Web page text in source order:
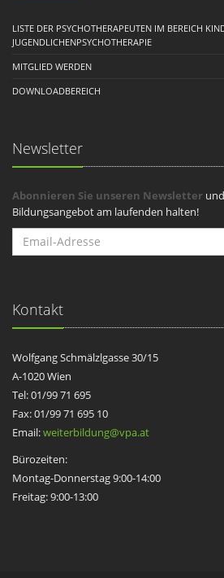
LISTE DER PSYCHOTHERAPEUTEN IM BEREICH
JUGENDLICHENPSYCHOTHERAPIE
MITGLIED WERDEN
DOWNLOADBEREICH
Newsletter
Abonnieren Sie unseren Newsletter
Bildungsangebot am laufenden halten!
Kontakt
Wolfgang Schmälzlgasse 30/15
A-1020 Wien
Tel: 01/99 71 695
Fax: 01/99 71 695 10
Email:weiterbildung@vpa.at
Bürozeiten:
Montag-Donnerstag 9:00-14:00
Freitag: 9:00-13:00